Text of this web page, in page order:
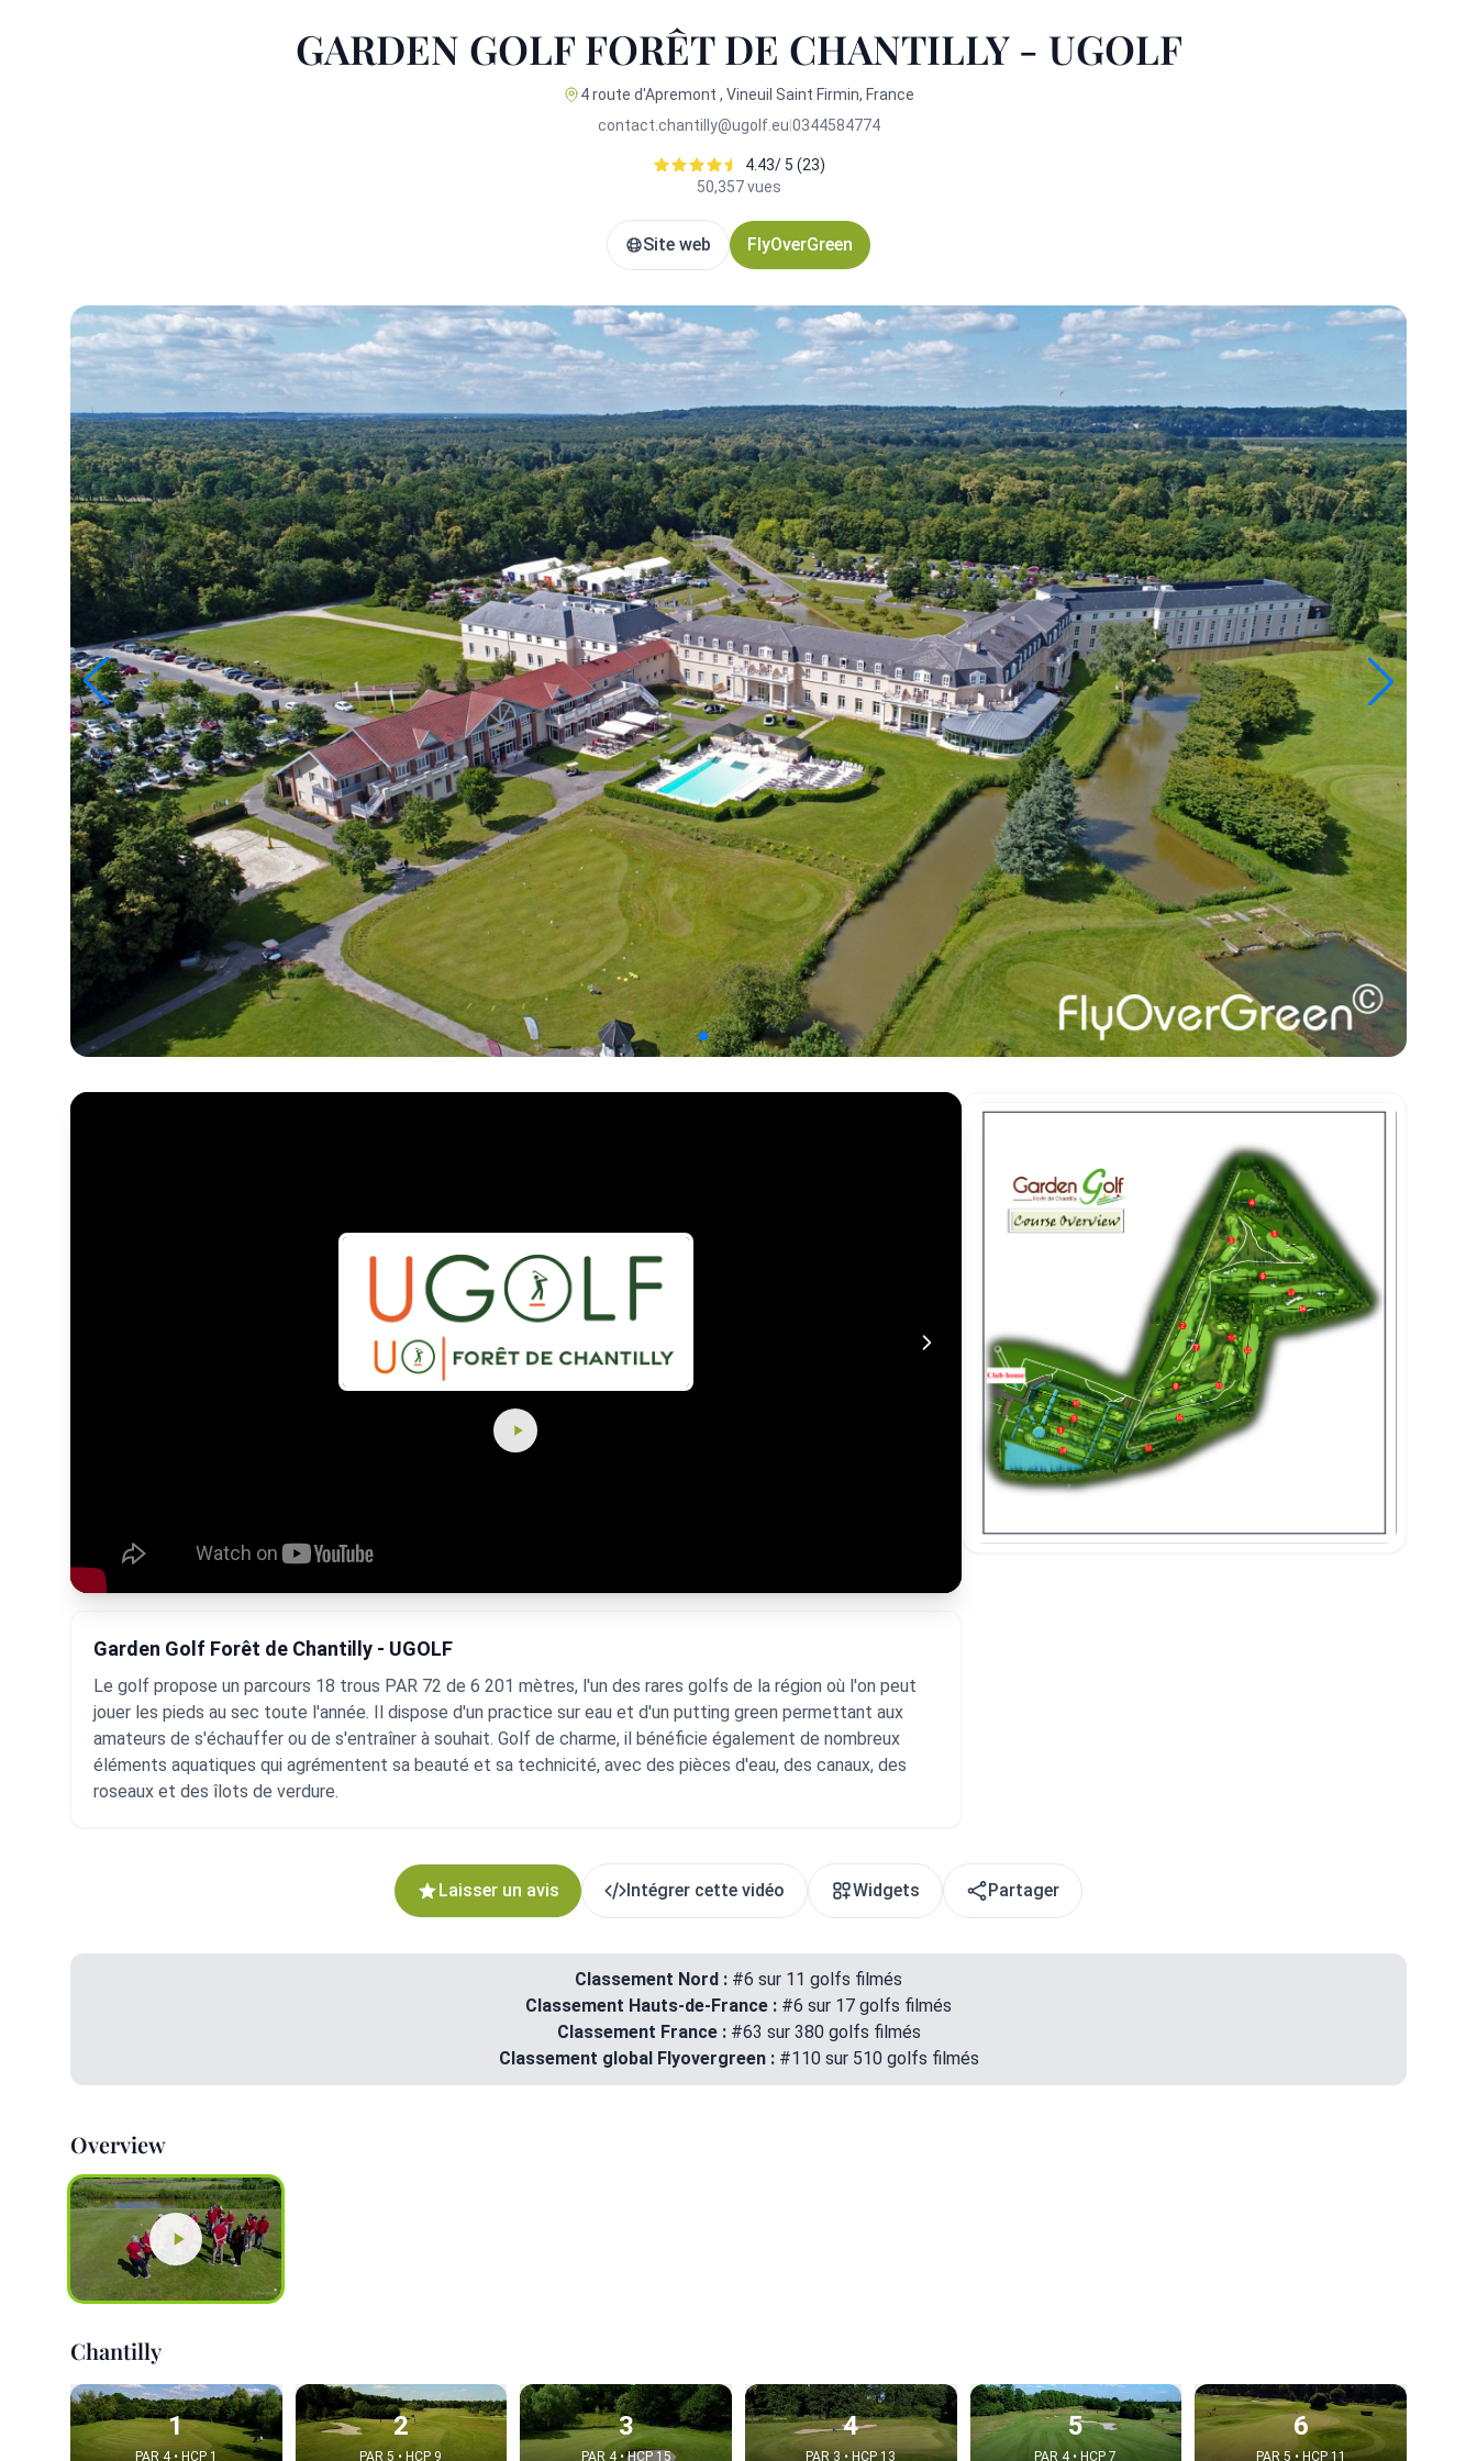
GARDEN GOLF FORÊT DE CHANTILLY - UGOLF
4 route d'Apremont , Vineuil Saint Firmin, France
contact.chantilly@ugolf.eu 0344584774
4.43/ 5 (23)
50,357 vues
Site web FlyOverGreen
Garden Golf Forêt de Chantilly - UGOLF
Le golf propose un parcours 18 trous PAR 72 de 6 201 mètres, l'un des rares golfs de la région où l'on peut
jouer les pieds au sec toute l'année. Il dispose d'un practice sur eau et d'un putting green permettant aux
amateurs de s'échauffer ou de s'entraîner à souhait. Golf de charme, il bénéficie également de nombreux
éléments aquatiques qui agrémentent sa beauté et sa technicité, avec des pièces d'eau, des canaux, des
roseaux et des îlots de verdure.
Laisser un avis Intégrer cette vidéo Widgets Partager
Classement Nord : #6 sur 11 golfs filmés
Classement Hauts-de-France : #6 sur 17 golfs filmés
Classement France : #63 sur 380 golfs filmés
Classement global Flyovergreen : #110 sur 510 golfs filmés
Overview
Chantilly
1
PAR 4 • HCP 1
2
PAR 5 • HCP 9
3
PAR 4 • HCP 15
4
PAR 3 • HCP 13
5
PAR 4 • HCP 7
6
PAR 5 • HCP 11
Choix de la vidéo:
Copier dans le presse-papiers
Embed code